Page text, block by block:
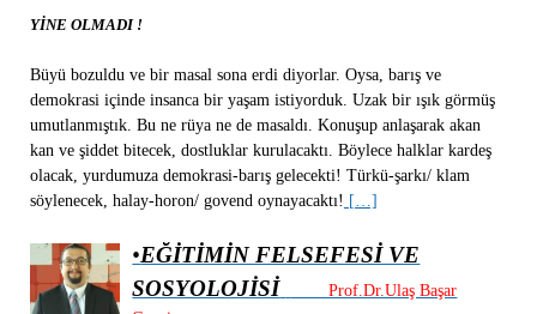
YİNE OLMADI !
Büyü bozuldu ve bir masal sona erdi diyorlar. Oysa, barış ve
demokrasi içinde insanca bir yaşam istiyorduk. Uzak bir ışık görmüş
umutlanmıştık. Bu ne rüya ne de masaldı. Konuşup anlaşarak akan
kan ve şiddet bitecek, dostluklar kurulacaktı. Böylece halklar kardeş
olacak, yurdumuza demokrasi-barış gelecekti! Türkü-şarkı/ klam
söylenecek, halay-horon/ govend oynayacaktı! […]
•EĞİTİMİN FELSEFESİ VE
SOSYOLOJİSİ
Prof.Dr.Ulaş Başar